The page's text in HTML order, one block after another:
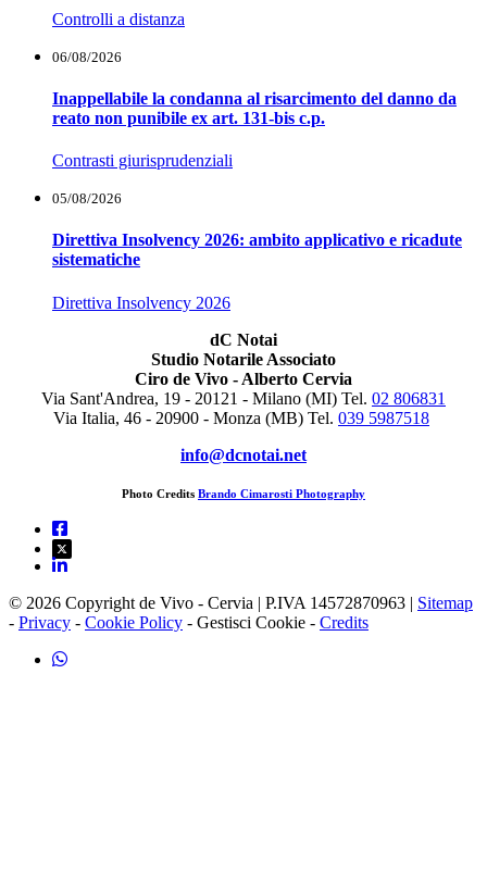
Controlli a distanza
06/08/2026
Inappellabile la condanna al risarcimento del danno da
reato non punibile ex art. 131-bis c.p.
Contrasti giurisprudenziali
05/08/2026
Direttiva Insolvency 2026: ambito applicativo e ricadute
sistematiche
Direttiva Insolvency 2026
dC Notai
Studio Notarile Associato
Ciro de Vivo - Alberto Cervia
Via Sant'Andrea, 19 - 20121 - Milano (MI) Tel. 02 806831
Via Italia, 46 - 20900 - Monza (MB) Tel. 039 5987518
info@dcnotai.net
Photo Credits Brando Cimarosti Photography
© 2026 Copyright de Vivo - Cervia | P.IVA 14572870963 | Sitemap
- Privacy - Cookie Policy - Gestisci Cookie - Credits